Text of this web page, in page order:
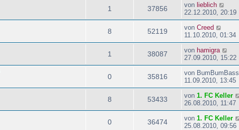
1 37856 von lieblich
22.12.2010, 20:19
8 52119 von Creed
11.10.2010, 01:34
1 38087 von hamigra
27.09.2010, 15:22
0 35816 von BumBumBass
11.09.2010, 13:45
8 53433 von 1. FC Keller
26.08.2010, 11:47
0 36474 von 1. FC Keller
25.08.2010, 09:56